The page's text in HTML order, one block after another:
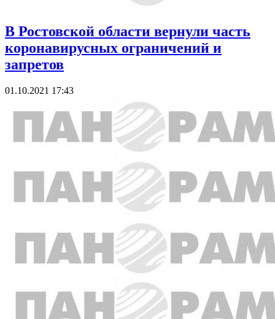
В Ростовской области вернули часть
коронавирусных ограничений и
запретов
01.10.2021 17:43